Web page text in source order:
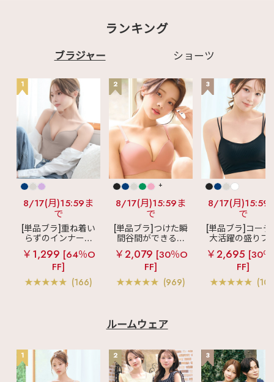
ランキング
ブラジャー ショーツ
1
8/17(月)15:59ま
で
[単品ブラ]重ね着い
らずのインナーブ
ラ
リッチバスト
ブラトップ (ワイヤ
ー入り)
￥1,299 [64％O
FF]
(166)
2
+
8/17(月)15:59ま
で
[単品ブラ]つけた瞬
間谷間ができるシ
ームレスブラ
超
盛ブラ(R) シームレ
ス 単品ブラジャー
￥2,079 [30％O
FF]
(969)
3
8/17(月)15:59
で
[単品ブラ]コーデ
大活躍の盛りブ
ショートレン
ス ブラトップ 超
ブラ(R) 単品ブ
ャー
￥2,695 [30
FF]
ルームウェア
1 2 3